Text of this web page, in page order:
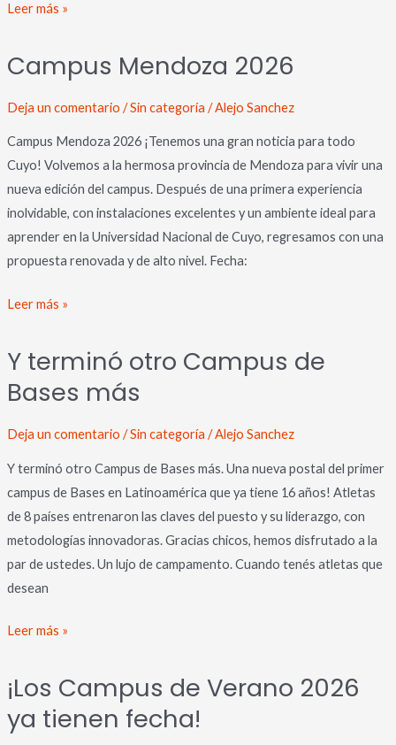
Leer más »
Campus Mendoza 2026
Deja un comentario /Sin categoría /Alejo Sanchez
Campus Mendoza 2026 ¡Tenemos una gran noticia para todo
Cuyo! Volvemos a la hermosa provincia de Mendoza para vivir una
nueva edición del campus. Después de una primera experiencia
inolvidable, con instalaciones excelentes y un ambiente ideal para
aprender en la Universidad Nacional de Cuyo, regresamos con una
propuesta renovada y de alto nivel. Fecha:
Mendoza
Leer más »
Y terminó otro Campus de
Bases más
Deja un comentario /Sin categoría /Alejo Sanchez
Y terminó otro Campus de Bases más. Una nueva postal del primer
campus de Bases en Latinoamérica que ya tiene 16 años! Atletas
de 8 países entrenaron las claves del puesto y su liderazgo, con
metodologías innovadoras. Gracias chicos, hemos disfrutado a la
par de ustedes. Un lujo de campamento. Cuando tenés atletas que
desean
terminó
otro
de
Leer más »
¡Los Campus de Verano 2026
ya tienen fecha!
Campus
de
Verano